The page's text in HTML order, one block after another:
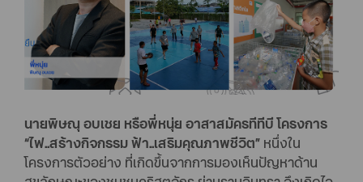
นายพิษณุ อบเชย หรือพี่หนุ่ย อาสาสมัครทีทีบี โครงการ
“ไฟ..สร้างกิจกรรม ฟ้า..เสริมคุณภาพชีวิต” หนึ่งใน
โครงการตัวอย่าง ที่เกิดขึ้นจากการมองเห็นปัญหาด้าน